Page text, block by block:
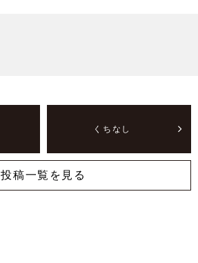
くちなし
投稿一覧を見る